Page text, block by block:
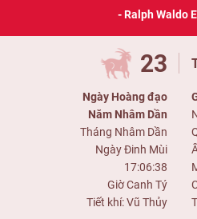
- Ralph Waldo
23
Ngày Hoàng đạo
Năm Nhâm Dần
Tháng Nhâm Dần
Ngày Đinh Mùi
17:06:38
Giờ Canh Tý
Tiết khí: Vũ Thủy